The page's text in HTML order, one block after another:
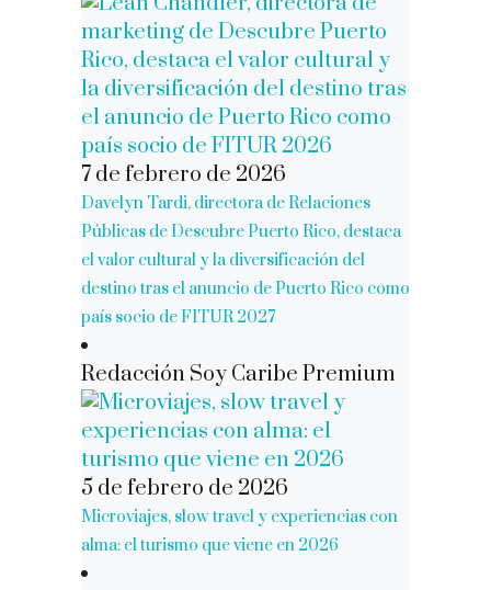
7 de febrero de 2026
Davelyn Tardi, directora de Relaciones
Públicas de Descubre Puerto Rico, destaca
el valor cultural y la diversificación del
destino tras el anuncio de Puerto Rico como
país socio de FITUR 2027
Redacción Soy Caribe Premium
5 de febrero de 2026
Microviajes, slow travel y experiencias con
alma: el turismo que viene en 2026